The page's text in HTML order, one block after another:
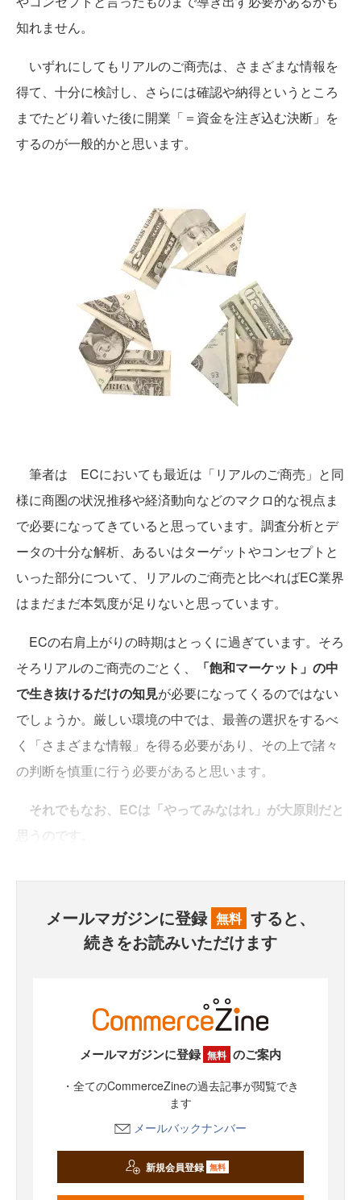
知れません。
いずれにしてもリアルのご商売は、さまざまな情報を
得て、十分に検討し、さらには確認や納得というところ
までたどり着いた後に開業「＝資金を注ぎ込む決断」を
するのが一般的かと思います。
筆者は ECにおいても最近は「リアルのご商売」と同
様に商圏の状況推移や経済動向などのマクロ的な視点ま
で必要になってきていると思っています。調査分析とデ
ータの十分な解析、あるいはターゲットやコンセプトと
いった部分について、リアルのご商売と比べればEC業界
はまだまだ本気度が足りないと思っています。
ECの右肩上がりの時期はとっくに過ぎています。そろ
そろリアルのご商売のごとく、
「飽和マーケット」の中
で生き抜けるだけの知見が必要になってくるのではない
でしょうか。厳しい環境の中では、最善の選択をするべ
く「さまざまな情報」を得る必要があり、その上で諸々
の判断を慎重に行う必要があると思います。
それでもなお、ECは「やってみなはれ」が大原則だと
メールマガジンに登録 無料 すると、
続きをお読みいただけます
メールマガジンに登録 無料 のご案内
・全てのCommerceZineの過去記事が閲覧でき
ます
メールバックナンバー
新規会員登録 無料